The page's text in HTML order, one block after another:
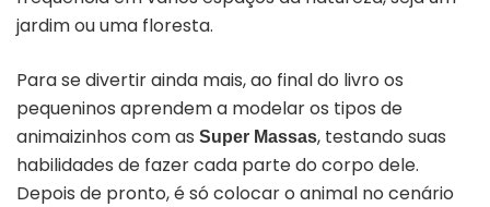
jardim ou uma floresta.
Para se divertir ainda mais, ao final do livro os
pequeninos aprendem a modelar os tipos de
animaizinhos com as Super Massas, testando suas
habilidades de fazer cada parte do corpo dele.
Depois de pronto, é só colocar o animal no cenário